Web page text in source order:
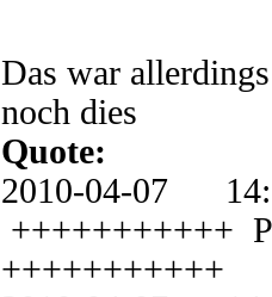
Das war
noch dies
Quote:
2010-04-07
+++++++++++
+++++++++++